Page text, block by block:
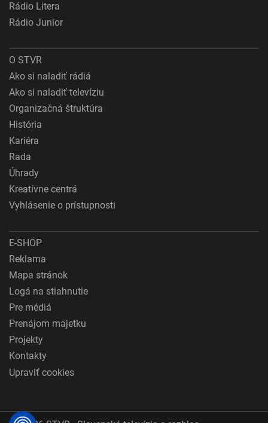
Rádio Litera
Rádio Junior
O STVR
Ako si naladiť rádiá
Ako si naladiť televíziu
Organizačná štruktúra
História
Kariéra
Rada
Úhrady
Kreatívne centrá
Vyhlásenie o prístupnosti
E-SHOP
Reklama
Mapa stránok
Logá na stiahnutie
Pre médiá
Prenájom majetku
Projekty
Kontakty
Upraviť cookies